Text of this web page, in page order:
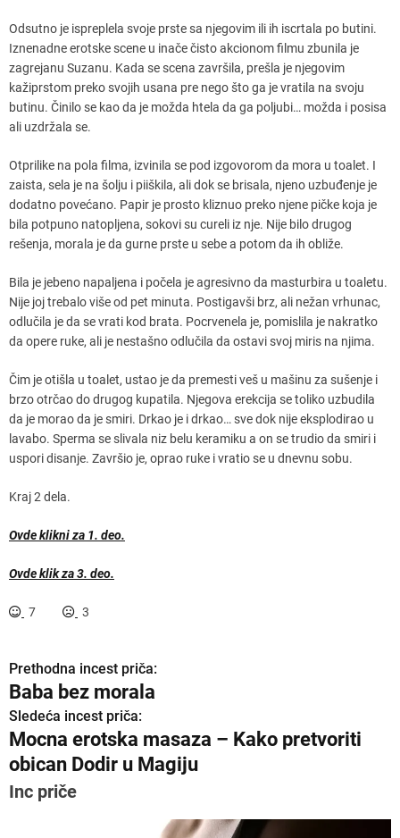
Odsutno je ispreplela svoje prste sa njegovim ili ih iscrtala po butini.
Iznenadne erotske scene u inače čisto akcionom filmu zbunila je
zagrejanu Suzanu. Kada se scena završila, prešla je njegovim
kažiprstom preko svojih usana pre nego što ga je vratila na svoju
butinu. Činilo se kao da je možda htela da ga poljubi… možda i posisa
ali uzdržala se.
Otprilike na pola filma, izvinila se pod izgovorom da mora u toalet. I
zaista, sela je na šolju i piiškila, ali dok se brisala, njeno uzbuđenje je
dodatno povećano. Papir je prosto kliznuo preko njene pičke koja je
bila potpuno natopljena, sokovi su cureli iz nje. Nije bilo drugog
rešenja, morala je da gurne prste u sebe a potom da ih obliže.
Bila je jebeno napaljena i počela je agresivno da masturbira u toaletu.
Nije joj trebalo više od pet minuta. Postigavši brz, ali nežan vrhunac,
odlučila je da se vrati kod brata. Pocrvenela je, pomislila je nakratko
da opere ruke, ali je nestašno odlučila da ostavi svoj miris na njima.
Čim je otišla u toalet, ustao je da premesti veš u mašinu za sušenje i
brzo otrčao do drugog kupatila. Njegova erekcija se toliko uzbudila
da je morao da je smiri. Drkao je i drkao… sve dok nije eksplodirao u
lavabo. Sperma se slivala niz belu keramiku a on se trudio da smiri i
uspori disanje. Završio je, oprao ruke i vratio se u dnevnu sobu.
Kraj 2 dela.
Ovde klikni za 1. deo.
Ovde klik za 3. deo.
7 3
K
r
e
t
Prethodna incest priča:
Baba bez morala
Sledeća incest priča:
Mocna erotska masaza – Kako pretvoriti
obican Dodir u Magiju
Inc priče